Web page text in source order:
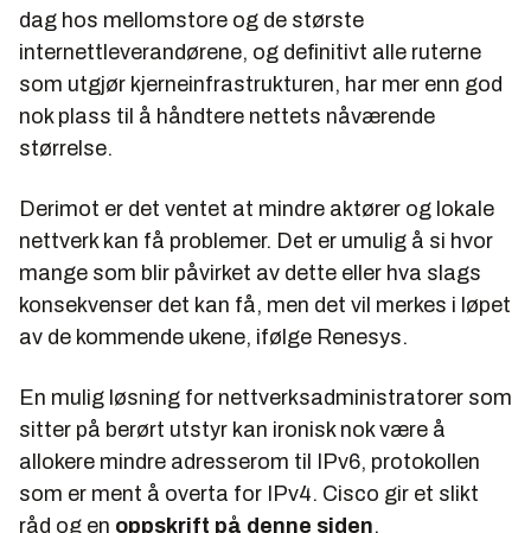
dag hos mellomstore og de største
internettleverandørene, og definitivt alle ruterne
som utgjør kjerneinfrastrukturen, har mer enn god
nok plass til å håndtere nettets nåværende
størrelse.
Derimot er det ventet at mindre aktører og lokale
nettverk kan få problemer. Det er umulig å si hvor
mange som blir påvirket av dette eller hva slags
konsekvenser det kan få, men det vil merkes i løpet
av de kommende ukene, ifølge Renesys.
En mulig løsning for nettverksadministratorer som
sitter på berørt utstyr kan ironisk nok være å
allokere mindre adresserom til IPv6, protokollen
som er ment å overta for IPv4. Cisco gir et slikt
råd og en oppskrift på denne siden.